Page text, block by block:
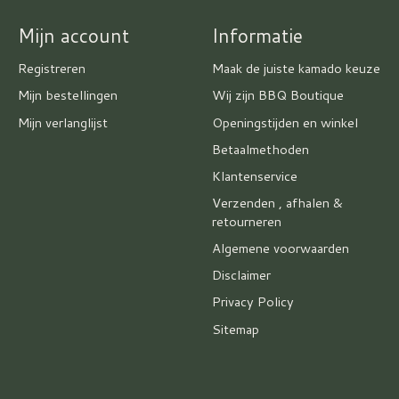
Mijn account
Registreren
Mijn bestellingen
Mijn verlanglijst
Informatie
Maak de juiste kamado keuze
Wij zijn BBQ Boutique
Openingstijden en winkel
Betaalmethoden
Klantenservice
Verzenden , afhalen &
retourneren
Algemene voorwaarden
Disclaimer
Privacy Policy
Sitemap